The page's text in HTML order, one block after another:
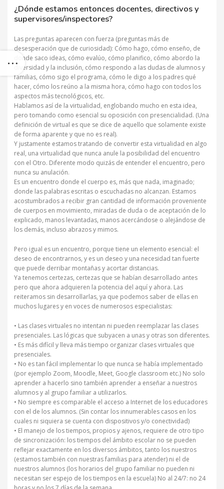
¿Dónde estamos entonces docentes, directivos y
supervisores/inspectores?
Las preguntas aparecen con fuerza (preguntas más de
desesperación que de curiosidad): Cómo hago, cómo enseño, de
donde saco ideas, cómo evalúo, cómo planifico, cómo abordo la
diversidad y la inclusión, cómo respondo a las dudas de alumnos y
familias, cómo sigo el programa, cómo le digo a los padres qué
hacer, cómo los reúno a la misma hora, cómo hago con todos los
aspectos más tecnológicos, etc.
Hablamos así de la virtualidad, englobando mucho en esta idea,
pero tomando como esencial su oposición con presencialidad. (Una
definición de virtual es que se dice de aquello que solamente existe
de forma aparente y que no es real).
Y justamente estamos tratando de convertir esta virtualidad en algo
real, una virtualidad que nunca anule la posibilidad del encuentro
con el Otro. Diferente modo quizás de entender el encuentro, pero
nunca su anulación.
Es un encuentro donde el cuerpo es, más que nada, imaginado;
donde las palabras escritas o escuchadas no alcanzan. Estamos
acostumbrados a recibir gran cantidad de información proveniente
de cuerpos en movimiento, miradas de duda o de aceptación de lo
explicado, manos levantadas, manos acercándose o alejándose de
los demás, incluso abrazos y mimos.
Pero igual es un encuentro, porque tiene un elemento esencial: el
deseo de encontrarnos, y es un deseo y una necesidad tan fuerte
que puede derribar montañas y acortar distancias.
Ya tenemos certezas, certezas que se habían desarrollado antes
pero que ahora adquieren la potencia del aquí y ahora. Las
reiteramos sin desarrollarlas, ya que podemos saber de ellas en
muchos lugares y en voces de numerosos especialistas:
• Las clases virtuales no intentan ni pueden reemplazar las clases
presenciales. Las lógicas que subyacen a unas y otras son diferentes.
• Es más difícil y lleva más tiempo organizar clases virtuales que
presenciales.
• No es tan fácil implementar lo que nunca se había implementado
(por ejemplo Zoom, Moodle, Meet, Google classroom etc.) No solo
aprender a hacerlo sino también aprender a enseñar a nuestros
alumnos y al grupo familiar a utilizarlos.
• No siempre es comparable el acceso a Internet de los educadores
con el de los alumnos. (Sin contar los innumerables casos en los
cuales ni siquiera se cuenta con dispositivos y/o conectividad)
• El manejo de los tiempos, propios y ajenos, requiere de otro tipo
de sincronización: los tiempos del ámbito escolar no se pueden
reflejar exactamente en los diversos ámbitos, tanto los nuestros
(estamos también con nuestras familias para atender) ni el de
nuestros alumnos (los horarios del grupo familiar no pueden ni
necesitan ser espejo de los tiempos en la escuela) No al 24/7: no 24